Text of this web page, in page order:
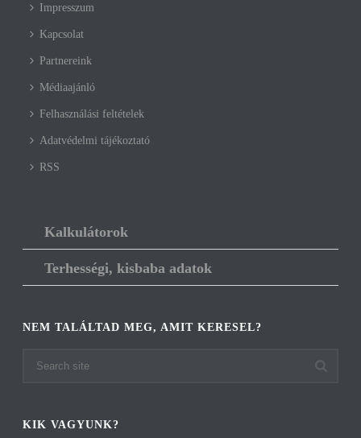
Impresszum
Kapcsolat
Partnereink
Médiaajánló
Felhasználási feltételek
Adatvédelmi tájékoztató
RSS
Kalkulátorok
Terhességi, kisbaba adatok
NEM TALÁLTAD MEG, AMIT KERESEL?
KIK VAGYUNK?